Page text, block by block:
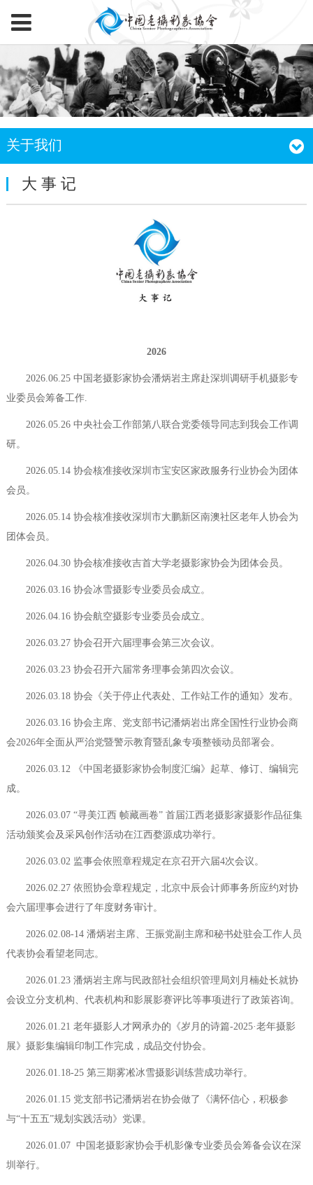
关于我们
大 事 记
2026
2026.06.25 中国老摄影家协会潘炳岩主席赴深圳调研手机摄影专
业委员会筹备工作.
2026.05.26 中央社会工作部第八联合党委领导同志到我会工作调
研。
2026.05.14 协会核准接收深圳市宝安区家政服务行业协会为团体
会员 。
2026.05.14 协会核准接收深圳市大鹏新区南澳社区老年人协会为
团体会员 。
2026.04.30 协会核准接收吉首大学老摄影家协会为团体会员 。
2026.03.16 协会冰雪摄影专业委员会成立 。
2026.04.16 协会航空摄影专业委员会成立。
2026.03.27 协会召开六届理事会第三次会议。
2026.03.23 协会召开六届常务理事会第四次会议。
2026.03.18 协会《关于停止代表处、工作站工作的通知》发布。
2026.03.16 协会主席、党支部书记潘炳岩出席全国性行业协会商
会2026年全面从严治党暨警示教育暨乱象专项整顿动员部署会。
2026.03.12 《中国老摄影家协会制度汇编》起草、修订、编辑完
成。
2026.03.07 “寻美江西 帧藏画卷” 首届江西老摄影家摄影作品征集
活动颁奖会及采风创作活动在江西婺源成功举行。
2026.03.02 监事会依照章程规定在京召开六届4次会议。
2026.02.27 依照协会章程规定，北京中辰会计师事务所应约对协
会六届理事会进行了年度财务审计。
2026.02.08-14 潘炳岩主席、王振党副主席和秘书处驻会工作人员
代表协会看望老同志。
2026.01.23 潘炳岩主席与民政部社会组织管理局刘月楠处长就协
会设立分支机构、代表机构和影展影赛评比等事项进行了政策咨询。
2026.01.21 老年摄影人才网承办的《岁月的诗篇-2025·老年摄影
展》摄影集编辑印制工作完成，成品交付协会。
2026.01.18-25 第三期雾凇冰雪摄影训练营成功举行。
2026.01.15 党支部书记潘炳岩在协会做了《满怀信心，积极参
与“十五五”规划实践活动》党课。
2026.01.07 中国老摄影家协会手机影像专业委员会筹备会议在深
圳举行。